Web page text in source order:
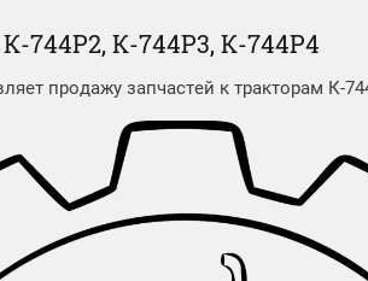
744Р2, К-744Р3, К-744Р4
продажу запчастей к тракторам К-